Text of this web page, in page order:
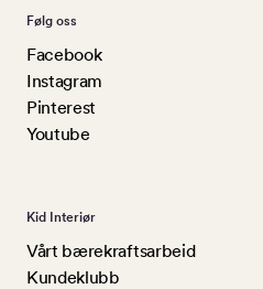
Følg oss
Facebook
Instagram
Pinterest
Youtube
Kid Interiør
Vårt bærekraftsarbeid
Kundeklubb